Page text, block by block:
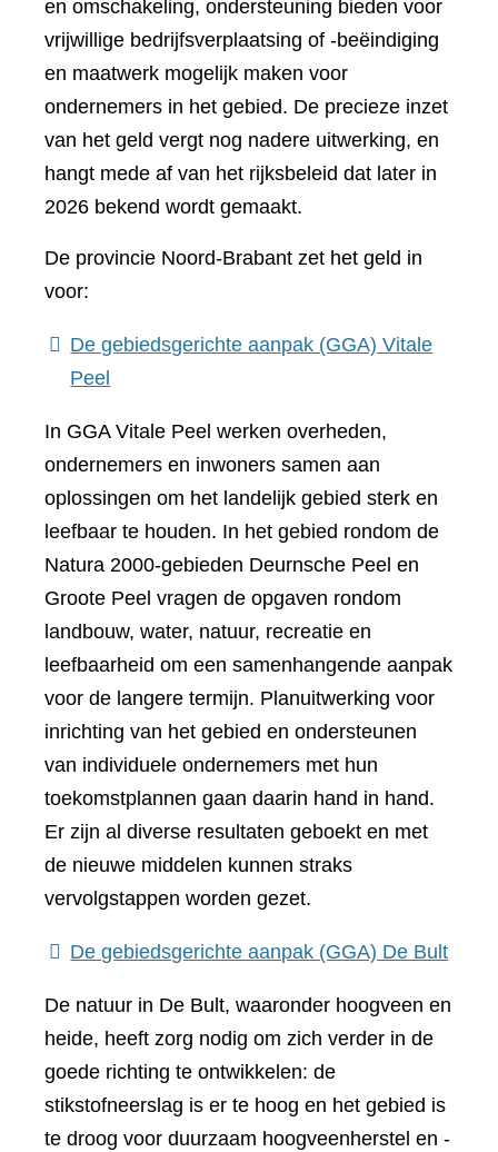
en omschakeling, ondersteuning bieden voor
vrijwillige bedrijfsverplaatsing of -beëindiging
en maatwerk mogelijk maken voor
ondernemers in het gebied. De precieze inzet
van het geld vergt nog nadere uitwerking, en
hangt mede af van het rijksbeleid dat later in
2026 bekend wordt gemaakt.
De provincie Noord-Brabant zet het geld in
voor:
De gebiedsgerichte aanpak (GGA) Vitale
Peel
In GGA Vitale Peel werken overheden,
ondernemers en inwoners samen aan
oplossingen om het landelijk gebied sterk en
leefbaar te houden. In het gebied rondom de
Natura 2000-gebieden Deurnsche Peel en
Groote Peel vragen de opgaven rondom
landbouw, water, natuur, recreatie en
leefbaarheid om een samenhangende aanpak
voor de langere termijn. Planuitwerking voor
inrichting van het gebied en ondersteunen
van individuele ondernemers met hun
toekomstplannen gaan daarin hand in hand.
Er zijn al diverse resultaten geboekt en met
de nieuwe middelen kunnen straks
vervolgstappen worden gezet.
De gebiedsgerichte aanpak (GGA) De Bult
De natuur in De Bult, waaronder hoogveen en
heide, heeft zorg nodig om zich verder in de
goede richting te ontwikkelen: de
stikstofneerslag is er te hoog en het gebied is
te droog voor duurzaam hoogveenherstel en -